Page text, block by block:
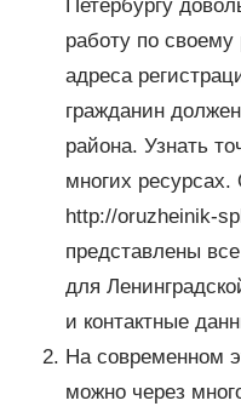
Петербургу
работу по
адреса
гражданин
района. Узнать
многих
http://oruzheinik-
представлены
для
и контактные
На современном
можно через